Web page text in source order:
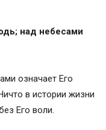
над небесами
означает Его
в истории жизни
Его воли.